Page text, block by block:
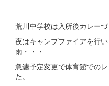
荒川中学校は入所後カレーづ
夜はキャンプファイアを行
雨・・・
急遽予定変更で体育館での
た。